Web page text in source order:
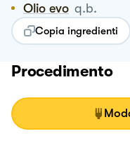
Olio evo q.b.
Copia ingredienti
Procedimento